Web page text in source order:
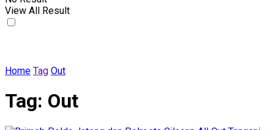
View All Result
Home Tag Out
Tag: Out